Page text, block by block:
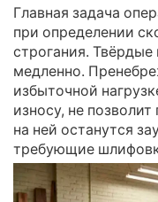
Главная задача
при определении
строгания.
медленно.
избыточной
износу, не
на ней останутся
требующие